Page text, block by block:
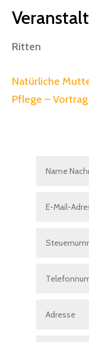
Ritten
Natürliche
Pflege –